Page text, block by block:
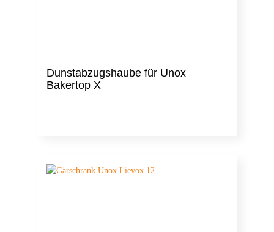
Dunstabzugshaube für Unox
Bakertop X